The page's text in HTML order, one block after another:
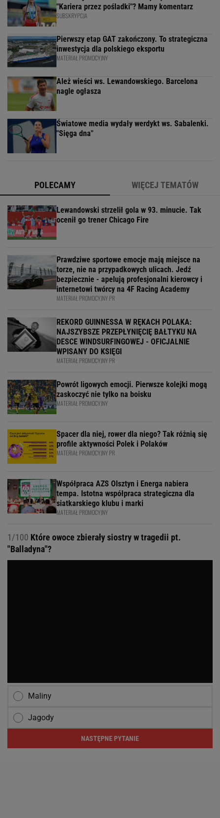
"Kariera przez pośladki"? Mamy komentarz
SUBSKRYPCJA
Pierwszy etap GAT zakończony. To strategiczna
inwestycja dla polskiego eksportu
MATERIAŁ PROMOCYJNY
Ależ wieści ws. Lewandowskiego. Barcelona
nagle ogłasza
Światowe media wydały werdykt ws. Sabalenki.
"Sięga dna"
POLECAMY WIĘCEJ TEMATÓW
Lewandowski strzelił gola w 93. minucie. Tak
ocenił go trener Chicago Fire
Prawdziwe sportowe emocje mają miejsce na
torze, nie na przypadkowych ulicach. Jedź
bezpiecznie - apelują profesjonalni kierowcy i
internetowi twórcy na 4F Racing Academy
MATERIAŁ PROMOCYJNY PR
REKORD GUINNESSA W RĘKACH POLAKA:
NAJSZYBSZE PRZEPŁYNIĘCIĘ BAŁTYKU NA
DESCE WINDSURFINGOWEJ - OFICJALNIE
WPISANY DO KSIĘGI
MATERIAŁ PROMOCYJNY PR
Powrót ligowych emocji. Pierwsze kolejki mogą
zaskoczyć nie tylko na boisku
MATERIAŁ PROMOCYJNY
Spacer dla niej, rower dla niego? Tak różnią się
profile aktywności Polek i Polaków
MATERIAŁ PROMOCYJNY PR
Współpraca AZS Olsztyn i Energa nabiera
tempa. Istotna współpraca strategiczna dla
siatkarskiego klubu i marki
MATERIAŁ PROMOCYJNY
1/100 Które owoce zbierały siostry w tragedii pt.
"Balladyna"?
Maliny
Jagody
NASTĘPNE PYTANIE